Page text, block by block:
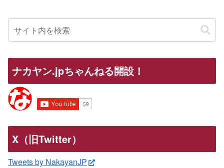
ナカヤン.jpちゃんねる開設！
X（旧Twitter）
Tweets by NakayanJP